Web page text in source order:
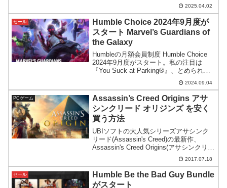
2025.04.02
セール
Humble Choice 2024年9月度が
スタート Marvel’s Guardians of
the Galaxy
Humbleの月額会員制度 Humble Choice
2024年9月度がスタート。私の注目は
『You Suck at Parking®』、とめられる
2024.09.04
PCゲーム
Assassin’s Creed Origins アサ
シンクリード オリジンズ を安く
買う方法
UBIソフトの大人気シリーズアサシンク
リード(Assassin's Creed)の最新作、
Assassin's Creed Origins(アサシンクリー
ドオリジンズ)が日本時間では2017年10月
27日に発売になります。今回はその期待
の新...
2017.07.18
セール
Humble Be the Bad Guy Bundle
がスタート